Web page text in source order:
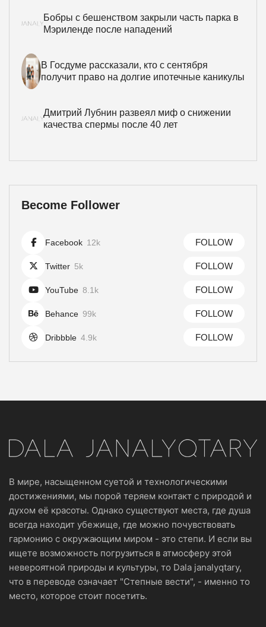
Бобры с бешенством закрыли часть парка в
Мэриленде после нападений
В Госдуме рассказали, кто с сентября
получит право на долгие ипотечные каникулы
Дмитрий Лубнин развеял миф о снижении
качества спермы после 40 лет
Become Follower
Facebook 12k FOLLOW
Twitter 5k FOLLOW
YouTube 8.1k FOLLOW
Behance 99k FOLLOW
Dribbble 4.9k FOLLOW
В мире, насыщенном суетой и технологическими
достижениями, мы порой теряем контакт с природой и
духом её красоты. Однако существуют места, где душа
всегда находит убежище, где можно почувствовать
гармонию с окружающим миром - это степи. И если вы
ищете возможность погрузиться в атмосферу этой
невероятной природы и культуры, то Dala janalyqtary,
что в переводе означает "Степные вести", - именно то
место, которое стоит посетить.